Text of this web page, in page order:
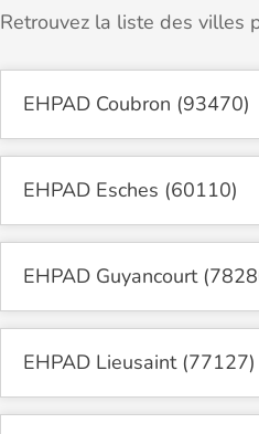
Retrouvez la liste des villes
EHPAD Coubron (93470)
EHPAD Esches (60110)
EHPAD Guyancourt
EHPAD Lieusaint (77127)